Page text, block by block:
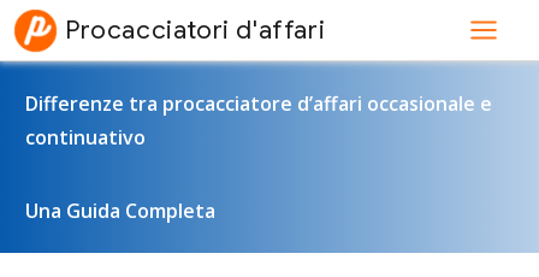
Vai
Procacciatori d'affari
Differenze tra procacciatore d’affari occasionale e
continuativo
Una Guida Completa